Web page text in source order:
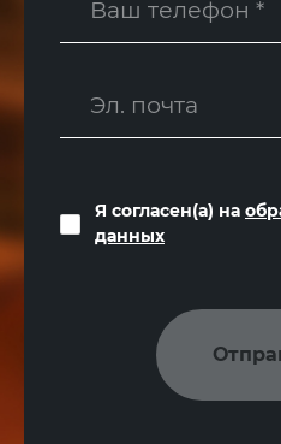
Я согласен(а) на
данных